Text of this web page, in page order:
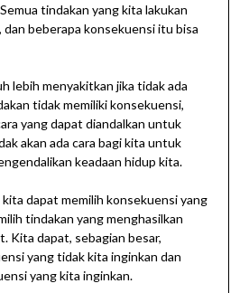
tindakan yang kita lakukan
dan beberapa konsekuensi itu bisa
lebih menyakitkan jika tidak ada
tidak memiliki konsekuensi,
yang dapat diandalkan untuk
akan ada cara bagi kita untuk
keadaan hidup kita.
kita dapat memilih konsekuensi yang
tindakan yang menghasilkan
Kita dapat, sebagian besar,
yang tidak kita inginkan dan
yang kita inginkan.